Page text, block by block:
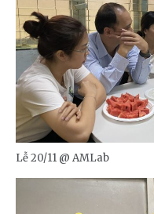
Lễ 20/11 @ AMLab